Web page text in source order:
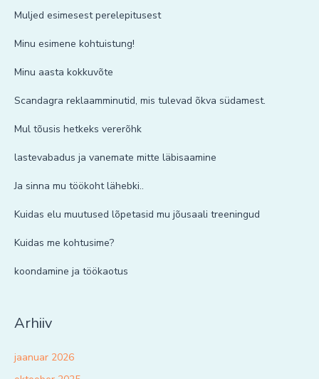
Muljed esimesest perelepitusest
Minu esimene kohtuistung!
Minu aasta kokkuvõte
Scandagra reklaamminutid, mis tulevad õkva südamest.
Mul tõusis hetkeks vererõhk
lastevabadus ja vanemate mitte läbisaamine
Ja sinna mu töökoht lähebki..
Kuidas elu muutused lõpetasid mu jõusaali treeningud
Kuidas me kohtusime?
koondamine ja töökaotus
Arhiiv
jaanuar 2026